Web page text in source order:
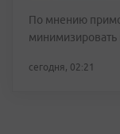
По мнению
сегодня, 02:21